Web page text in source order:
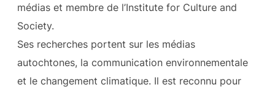
médias et membre de l’Institute for Culture and
Society.
Ses recherches portent sur les médias
autochtones, la communication environnementale
et le changement climatique. Il est reconnu pour